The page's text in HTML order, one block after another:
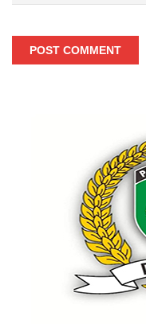
POST COMMENT